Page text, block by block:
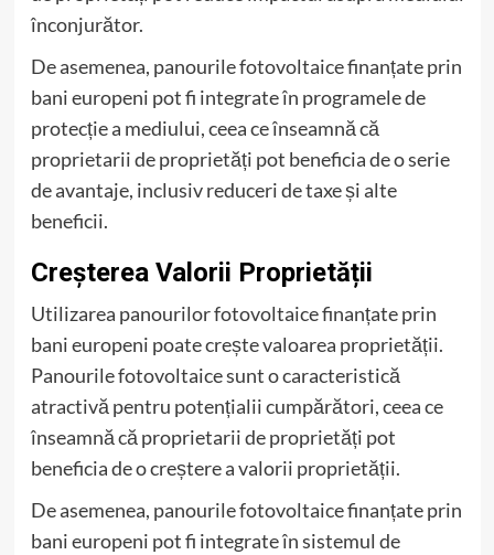
înconjurător.
De asemenea, panourile fotovoltaice finanțate prin
bani europeni pot fi integrate în programele de
protecție a mediului, ceea ce înseamnă că
proprietarii de proprietăți pot beneficia de o serie
de avantaje, inclusiv reduceri de taxe și alte
beneficii.
Creșterea Valorii Proprietății
Utilizarea panourilor fotovoltaice finanțate prin
bani europeni poate crește valoarea proprietății.
Panourile fotovoltaice sunt o caracteristică
atractivă pentru potențialii cumpărători, ceea ce
înseamnă că proprietarii de proprietăți pot
beneficia de o creștere a valorii proprietății.
De asemenea, panourile fotovoltaice finanțate prin
bani europeni pot fi integrate în sistemul de